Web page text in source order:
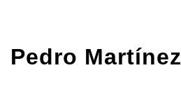
Pedro Martínez